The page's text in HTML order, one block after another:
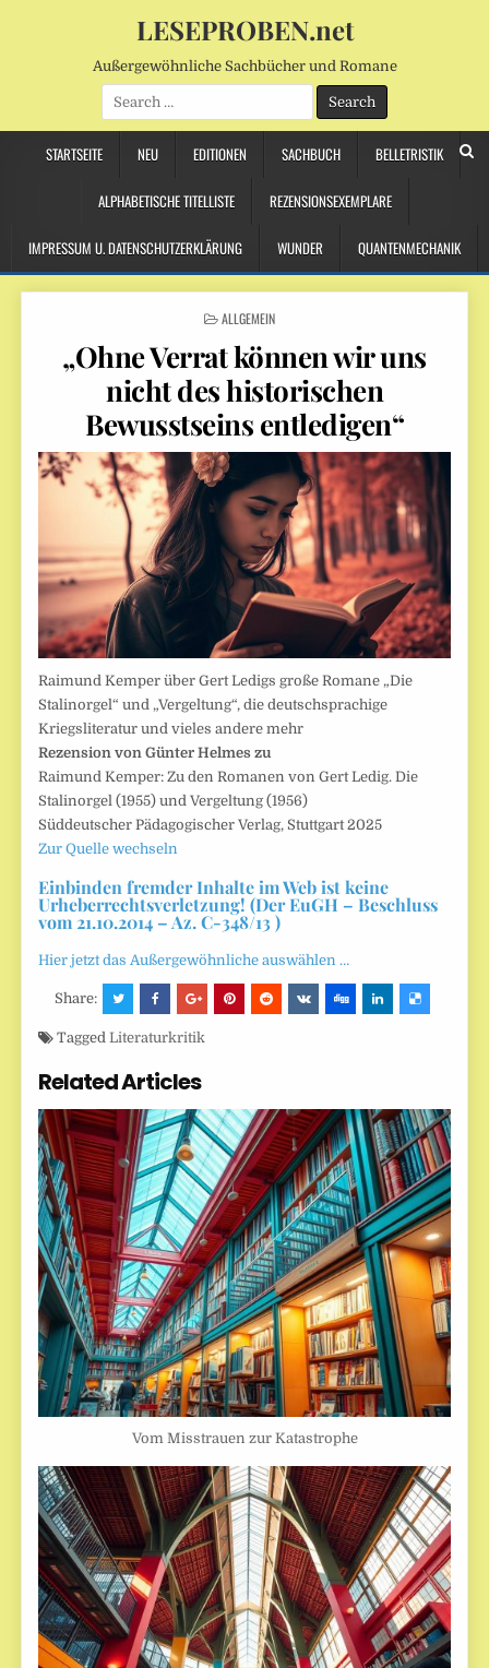
LESEPROBEN.net
Außergewöhnliche Sachbücher und Romane
Search
for:
STARTSEITE NEU EDITIONEN SACHBUCH BELLETRISTIK
ALPHABETISCHE TITELLISTE REZENSIONSEXEMPLARE
IMPRESSUM U. DATENSCHUTZERKLÄRUNG WUNDER QUANTENMECHANIK
POSTED
ALLGEMEIN
„Ohne Verrat können wir uns
nicht des historischen
Bewusstseins entledigen“
Raimund Kemper über Gert Ledigs große Romane „Die
Stalinorgel“ und „Vergeltung“, die deutschsprachige
Kriegsliteratur und vieles andere mehr
Rezension von Günter Helmes zu
Raimund Kemper: Zu den Romanen von Gert Ledig. Die
Stalinorgel (1955) und Vergeltung (1956)
Süddeutscher Pädagogischer Verlag, Stuttgart 2025
Zur Quelle wechseln
Einbinden fremder Inhalte im Web ist keine
Urheberrechtsverletzung! (Der EuGH – Beschluss
vom 21.10.2014 – Az. C-348/13 )
Hier jetzt das Außergewöhnliche auswählen …
Share:
TaggedLiteraturkritik
Related Articles
Vom Misstrauen zur Katastrophe